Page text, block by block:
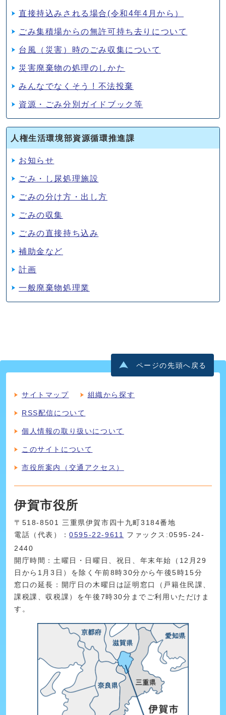
直接持込みされる場合(令和4年4月から）
ごみ集積場からの無許可持ち去りについて
台風（災害）時のごみ収集について
災害廃棄物の処理のしかた
みんなでなくそう ! 不法投棄
資源・ごみ分別ガイドブック等
人権生活環境部資源循環推進課
お知らせ
ごみ・し尿処理施設
ごみの分け方・出し方
ごみの収集
ごみの直接持ち込み
補助金など
計画
一般廃棄物処理業
ページの先頭へ戻る
サイトマップ 組織から探す
RSS配信について
個人情報の取り扱いについて
このサイトについて
市役所案内（交通アクセス）
伊賀市役所
〒518-8501 三重県伊賀市四十九町3184番地
電話（代表）：0595-22-9611
ファックス:0595-24-
2440
開庁時間：土曜日・日曜日、祝日、年末年始（12月29
日から1月3日）を除く午前8時30分から午後5時15分
窓口の延長：開庁日の木曜日は証明窓口（戸籍住民課、
課税課、収税課）を午後7時30分までご利用いただけま
す。